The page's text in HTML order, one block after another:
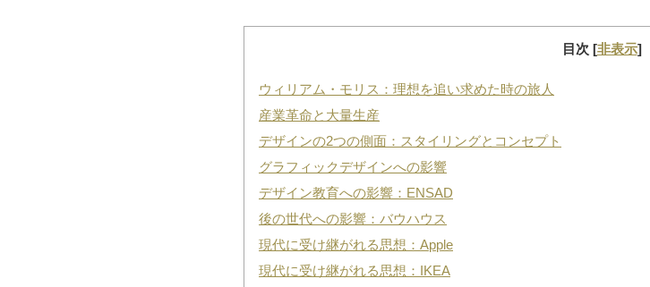
目次 [非表示]
ウィリアム・モリス：理想を追い求めた時の旅人
産業革命と大量生産
デザインの2つの側面：スタイリングとコンセプト
グラフィックデザインへの影響
デザイン教育への影響：ENSAD
後の世代への影響：バウハウス
現代に受け継がれる思想：Apple
現代に受け継がれる思想：IKEA